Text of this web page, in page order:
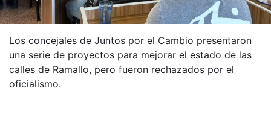
Los concejales de Juntos por el Cambio presentaron
una serie de proyectos para mejorar el estado de las
calles de Ramallo, pero fueron rechazados por el
oficialismo.